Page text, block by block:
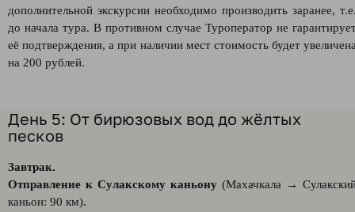
дополнительной экскурсии необходимо производить заранее,
до начала тура. В противном случае Туроператор не
её подтверждения, а при наличии мест стоимость будет
на 200 рублей.
День 5: От бирюзовых вод до жёлтых
песков
Завтрак.
Отправление к Сулакскому каньону (Махачкала →
каньон: 90 км).